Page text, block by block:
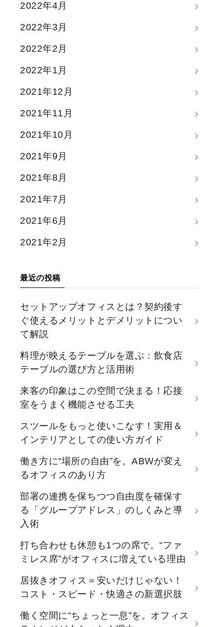
2022年4月
2022年3月
2022年2月
2022年1月
2021年12月
2021年11月
2021年10月
2021年9月
2021年8月
2021年7月
2021年6月
2021年2月
最近の投稿
セットアップオフィスとは？契約後す
ぐ使えるメリットとデメリットについ
て解説
料理が映えるテーブルを選ぶ：飲食店
テーブルの選び方と活用術
来客の印象はこの空間で決まる！応接
室をうまく機能させる工夫
スツールをもっと使いこなす！実用＆
インテリアとしての使い方ガイド
働き方に“場所の自由”を。ABWが変え
るオフィスのあり方
部署の連携を保ちつつ自由度を確保す
る「グループアドレス」のしくみと導
入術
打ち合わせも休憩も1つの席で。“ファ
ミレス席”がオフィスに増えている理由
居抜きオフィス＝安いだけじゃない！
コスト・スピード・快適さの新選択肢
働く空間に“ちょっと一息”を。オフィス